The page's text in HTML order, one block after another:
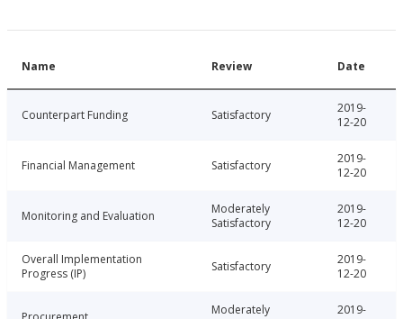
Name Review Date
Counterpart Funding Satisfactory
2019-
12-20
Financial Management Satisfactory
2019-
12-20
Monitoring and Evaluation
Moderately
Satisfactory
2019-
12-20
Overall Implementation
Progress (IP)
Satisfactory
2019-
12-20
Moderately
2019-